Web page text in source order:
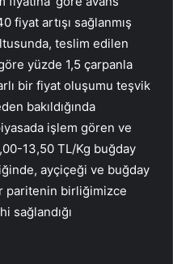
fiyat artışı sağlanmış
teslim edilen
yüzde 1,5 çarpanla
bir fiyat oluşumu teşvik
bakıldığında
işlem gören ve
13,50 TL/Kg buğday
ayçiçeği ve buğday
paritenin birliğimizce
sağlandığı